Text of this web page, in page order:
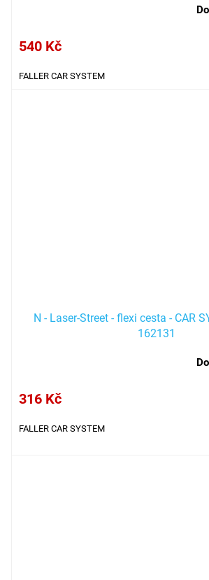
540 Kč
FALLER CAR SYSTEM
N - Laser-Street - flexi cesta - CAR
162131
316 Kč
FALLER CAR SYSTEM